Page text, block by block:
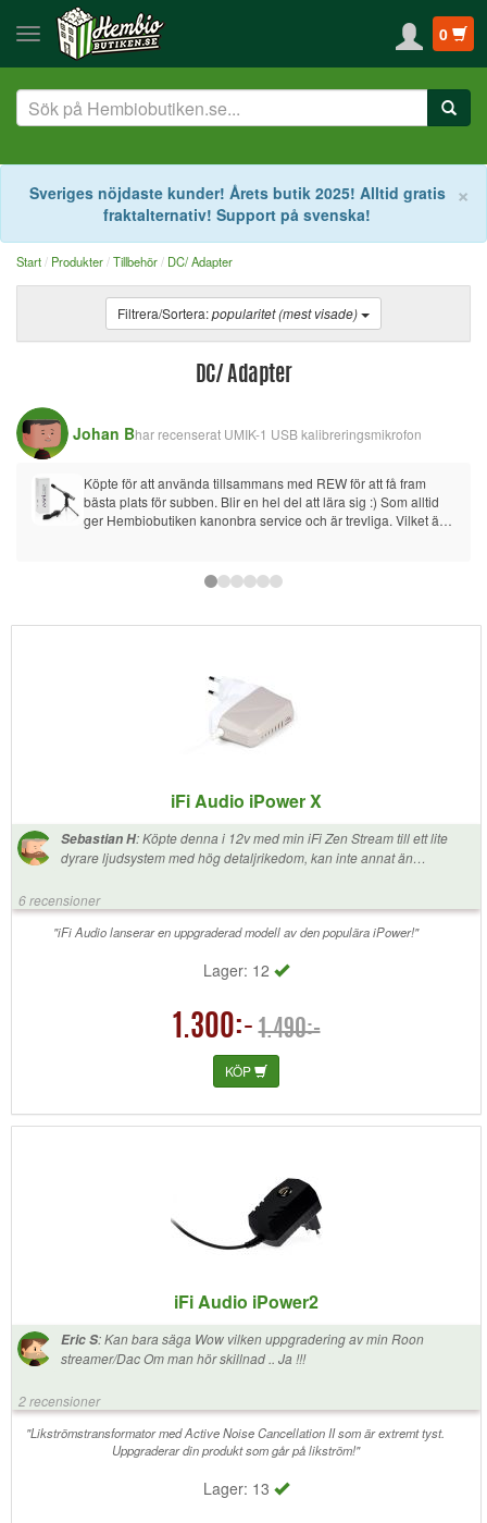
0
×
Sveriges nöjdaste kunder! Årets butik 2025! Alltid gratis
fraktalternativ! Support på svenska!
Start Produkter Tillbehör DC/ Adapter
Filtrera/Sortera:popularitet (mest visade)
DC/ Adapter
Johan Bhar recenserat UMIK-1 USB kalibreringsmikrofon
Köpte för att använda tillsammans med REW för att få fram
bästa plats för subben. Blir en hel del att lära sig :) Som alltid
ger Hembiobutiken kanonbra service och är trevliga. Vilket är
iFi Audio iPower X
Sebastian H:Köpte denna i 12v med min iFi Zen Stream till ett lite
dyrare ljudsystem med hög detaljrikedom, kan inte annat än
signalkablar bakom stereon men hör inte ett endaste missljud, allt låter
över förväntan! Önskar bara ljuset inte fanns där, onödigt, lite tejp
fixade det.
6 recensioner
"iFi Audio lanserar en uppgraderad modell av den populära iPower!"
Lager: 12
1.300:- 1.490:-
KÖP
iFi Audio iPower2
Eric S:Kan bara säga Wow vilken uppgradering av min Roon
streamer/Dac Om man hör skillnad .. Ja !!!
2 recensioner
"Likströmstransformator med Active Noise Cancellation II som är extremt tyst.
Uppgraderar din produkt som går på likström!"
Lager: 13